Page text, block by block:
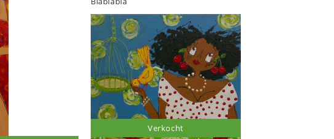
Verkocht